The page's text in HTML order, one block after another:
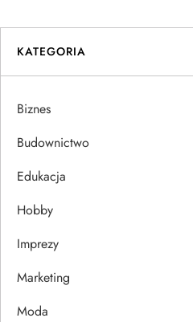
i
g
a
c
a
w
p
KATEGORIA
Biznes
Budownictwo
Edukacja
Hobby
Imprezy
Marketing
Moda